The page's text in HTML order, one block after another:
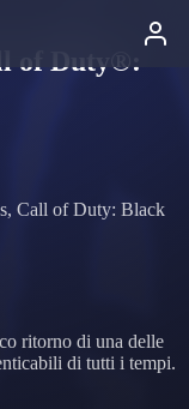
of Duty®:
Call of Duty: Black
ritorno di una delle
di tutti i tempi.